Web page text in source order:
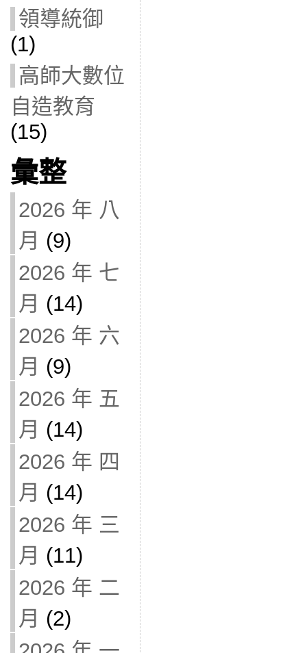
領導統御
(1)
高師大數位
自造教育
(15)
彙整
2026 年 八
月 (9)
2026 年 七
月 (14)
2026 年 六
月 (9)
2026 年 五
月 (14)
2026 年 四
月 (14)
2026 年 三
月 (11)
2026 年 二
月 (2)